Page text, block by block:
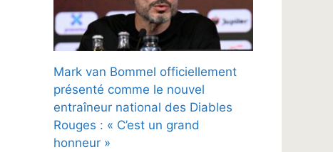
Mark van Bommel officiellement
présenté comme le nouvel
entraîneur national des Diables
Rouges : « C’est un grand
honneur »